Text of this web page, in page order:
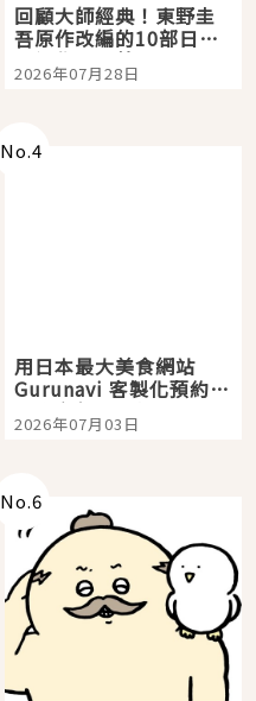
回顧大師經典！東野圭
吾原作改編的10部日本
影視作品推薦
2026年07月28日
No.4
用日本最大美食網站
Gurunavi 客製化預約九
大都市餐廳，打造專屬
美食體驗！
2026年07月03日
No.6